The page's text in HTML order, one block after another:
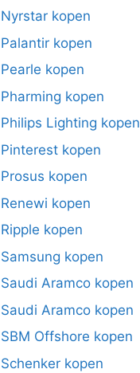
kopen
kopen
kopen
kopen
Lighting kopen
kopen
kopen
kopen
kopen
kopen
Aramco kopen
Aramco kopen
Offshore kopen
kopen